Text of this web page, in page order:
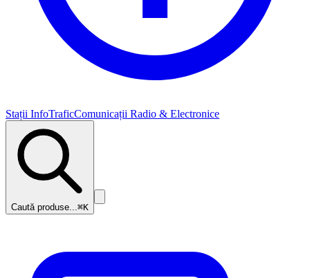
Stații InfoTraficComunicații Radio & Electronice
Caută produse...⌘K